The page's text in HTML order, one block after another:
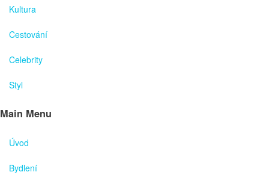
Kultura
Cestování
Celebrity
Styl
Main Menu
Úvod
Bydlení